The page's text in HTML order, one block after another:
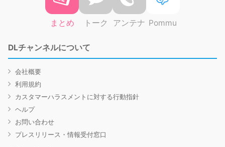
まとめ トーク アンテナ Pommu
DLチャンネルについて
会社概要
利用規約
カスタマーハラスメントに対する行動指針
ヘルプ
お問い合わせ
プレスリリース・情報受付窓口